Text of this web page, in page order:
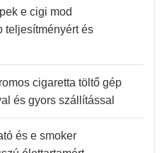
e cigi mod
teljesítményért és
cigaretta töltő gép
és gyors szállítással
és e smoker